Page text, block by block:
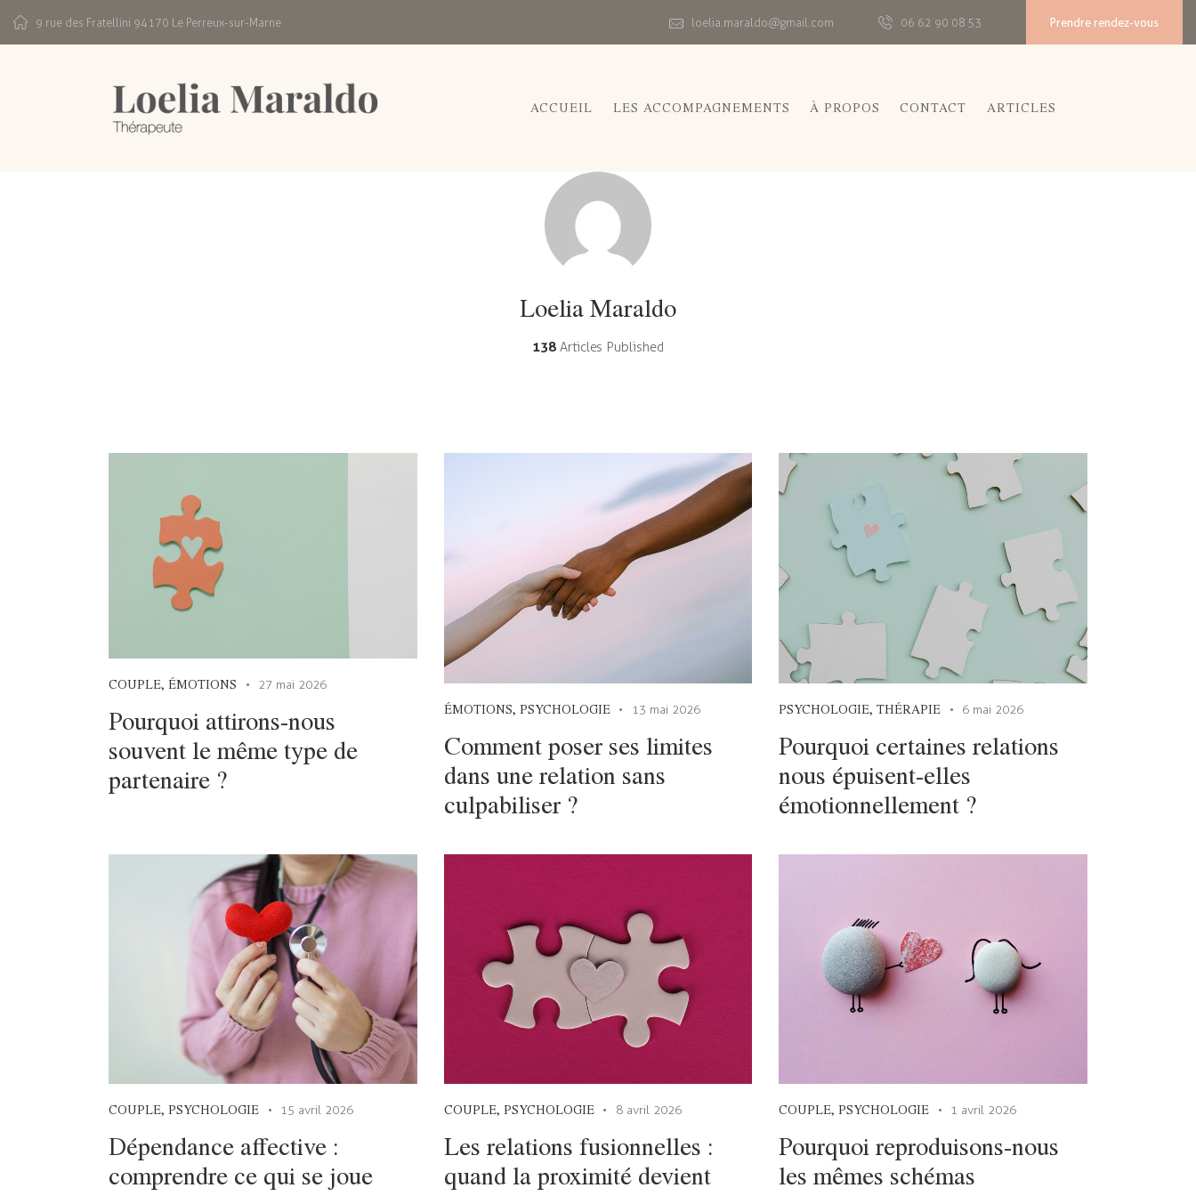
9 rue des Fratellini 94170 Le Perreux-sur-Marne loelia.maraldo@gmail.com 06 62 90 08 53 Prendre rendez-vous
ACCUEIL LES ACCOMPAGNEMENTS À PROPOS CONTACT ARTICLES
Loelia Maraldo
138Articles Published
COUPLE, ÉMOTIONS 27 mai 2026
Pourquoi attirons-nous
souvent le même type de
partenaire ?
ÉMOTIONS, PSYCHOLOGIE 13 mai 2026
Comment poser ses limites
dans une relation sans
culpabiliser ?
PSYCHOLOGIE,THÉRAPIE 6 mai 2026
Pourquoi certaines relations
nous épuisent-elles
émotionnellement ?
COUPLE, PSYCHOLOGIE 15 avril 2026
Dépendance affective :
comprendre ce qui se joue
COUPLE, PSYCHOLOGIE 8 avril 2026
Les relations fusionnelles :
quand la proximité devient
COUPLE,PSYCHOLOGIE 1 avril 2026
Pourquoi reproduisons-nous
les mêmes schémas